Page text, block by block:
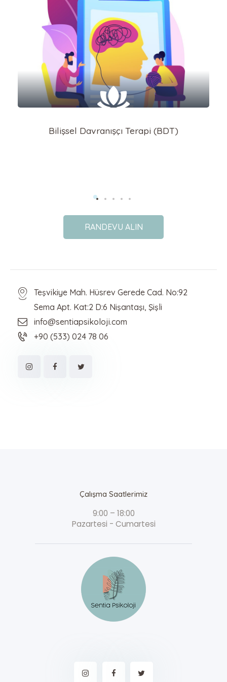
Bilişsel Davranışçı Terapi (BDT)
RANDEVU ALIN
Teşvikiye Mah. Hüsrev Gerede Cad. No:92
Sema Apt. Kat:2 D:6 Nişantaşı, Şişli
info@sentiapsikoloji.com
+90 (533) 024 78 06
Çalışma Saatlerimiz
9:00 – 18:00
Pazartesi - Cumartesi